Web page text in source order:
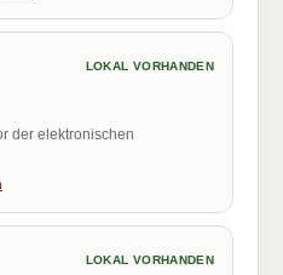
LOKAL VORHANDEN
der elektronischen
LOKAL VORHANDEN